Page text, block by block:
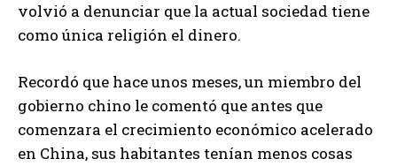
volvió a denunciar que la actual sociedad tiene
como única religión el dinero.
Recordó que hace unos meses, un miembro del
gobierno chino le comentó que antes que
comenzara el crecimiento económico acelerado
en China, sus habitantes tenían menos cosas